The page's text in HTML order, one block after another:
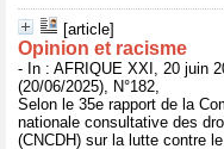
[article]
Opinion et racisme
- In : AFRIQUE XXI, 20 juin
(20/06/2025), N°182,
Selon le 35e rapport de la
nationale consultative des
(CNCDH) sur la lutte contre